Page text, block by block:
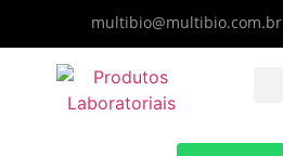
multibio@multibio.com.br